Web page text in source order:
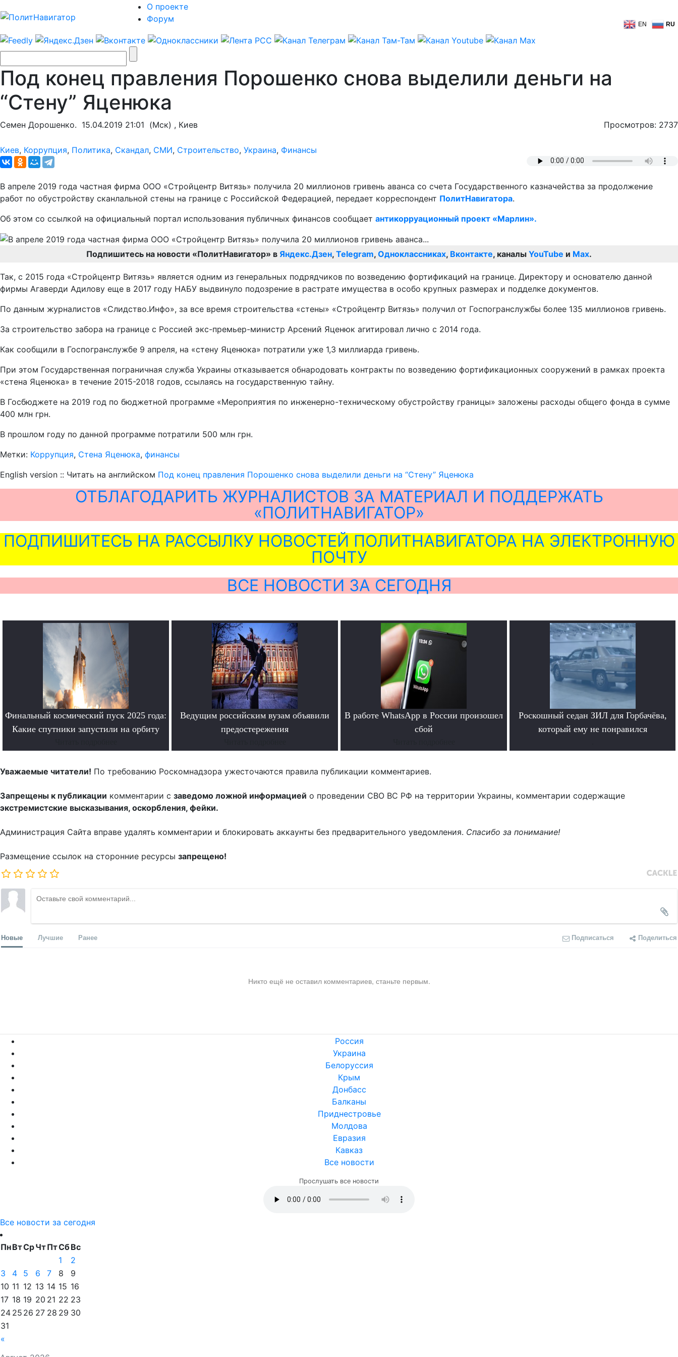
О проекте
Форум
EN RU
Под конец правления Порошенко снова выделили деньги на
“Стену” Яценюка
Семен Дорошенко. 15.04.2019 21:01 (Мск) , Киев Просмотров: 2737
Киев, Коррупция, Политика, Скандал, СМИ, Строительство, Украина, Финансы
В апреле 2019 года частная фирма ООО «Стройцентр Витязь» получила 20 миллионов гривень аванса со счета Государственного казначейства за продолжение
работ по обустройству сканлальной стены на границе с Российской Федерацией, передает корреспондент ПолитНавигатора.
Об этом со ссылкой на официальный портал использования публичных финансов сообщает антикорруационный проект «Марлин».
Подпишитесь на новости «ПолитНавигатор» в Яндекс.Дзен, Telegram, Одноклассниках, Вконтакте, каналы YouTube и Max.
Так, с 2015 года «Стройцентр Витязь» является одним из генеральных подрядчиков по возведению фортификаций на границе. Директору и основателю данной
фирмы Агаверди Адилову еще в 2017 году НАБУ выдвинуло подозрение в растрате имущества в особо крупных размерах и подделке документов.
По данным журналистов «Слидство.Инфо», за все время строительства «стены» «Стройцентр Витязь» получил от Госпогранслужбы более 135 миллионов гривень.
За строительство забора на границе с Россией экс-премьер-министр Арсений Яценюк агитировал лично с 2014 года.
Как сообщили в Госпогранслужбе 9 апреля, на «стену Яценюка» потратили уже 1,3 миллиарда гривень.
При этом Государственная пограничная служба Украины отказывается обнародовать контракты по возведению фортификационных сооружений в рамках проекта
«стена Яценюка» в течение 2015-2018 годов, ссылаясь на государственную тайну.
В Госбюджете на 2019 год по бюджетной программе «Мероприятия по инженерно-техническому обустройству границы» заложены расходы общего фонда в сумме
400 млн грн.
В прошлом году по данной программе потратили 500 млн грн.
Метки: Коррупция, Стена Яценюка, финансы
English version :: Читать на английском Под конец правления Порошенко снова выделили деньги на “Стену” Яценюка
ОТБЛАГОДАРИТЬ ЖУРНАЛИСТОВ ЗА МАТЕРИАЛ И ПОДДЕРЖАТЬ
«ПОЛИТНАВИГАТОР»
ПОДПИШИТЕСЬ НА РАССЫЛКУ НОВОСТЕЙ ПОЛИТНАВИГАТОРА НА ЭЛЕКТРОННУЮ
ПОЧТУ
ВСЕ НОВОСТИ ЗА СЕГОДНЯ
Финальный космический пуск 2025 года:
Какие спутники запустили на орбиту
Ведущим российским вузам объявили
предостережения
В работе WhatsApp в России произошел
сбой
Роскошный седан ЗИЛ для Горбачёва,
который ему не понравился
Уважаемые читатели! По требованию Роскомнадзора ужесточаются правила публикации комментариев.
Запрещены к публикации комментарии с заведомо ложной информацией о проведении СВО ВС РФ на территории Украины, комментарии содержащие
экстремистские высказывания, оскорбления, фейки.
Администрация Сайта вправе удалять комментарии и блокировать аккаунты без предварительного уведомления. Спасибо за понимание!
Размещение ссылок на сторонние ресурсы запрещено!
Новые Лучшие Ранее Подписаться Поделиться
Никто ещё не оставил комментариев, станьте первым.
Россия
Украина
Белоруссия
Крым
Донбасс
Балканы
Приднестровье
Молдова
Евразия
Кавказ
Все новости
Прослушать все новости
Все новости за сегодня
ПнВтСрЧтПтСбВс
«
1
2
3
4 5 6 7 8
9
10 11 12 13 14 15 16
17 18 19 20 21 22 23
24 25 26 27 28 29 30
31